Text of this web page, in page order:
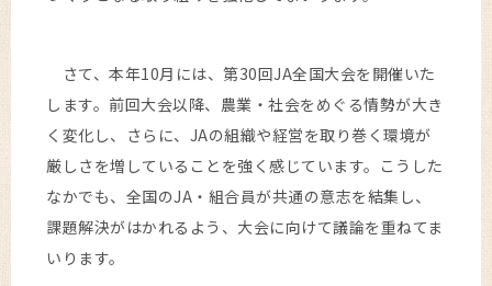
さて、本年10月には、第30回JA全国大会を開催いた
します。前回大会以降、農業・社会をめぐる情勢が大き
く変化し、さらに、JAの組織や経営を取り巻く環境が
厳しさを増していることを強く感じています。こうした
なかでも、全国のJA・組合員が共通の意志を結集し、
課題解決がはかれるよう、大会に向けて議論を重ねてま
いります。